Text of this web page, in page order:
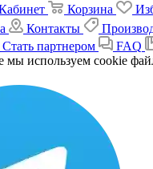
Корзина
Контакты
Стать партнером FAQ
мы используем cookie